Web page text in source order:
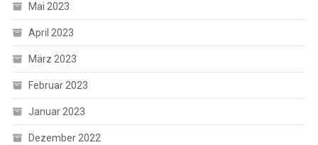
Mai 2023
April 2023
März 2023
Februar 2023
Januar 2023
Dezember 2022